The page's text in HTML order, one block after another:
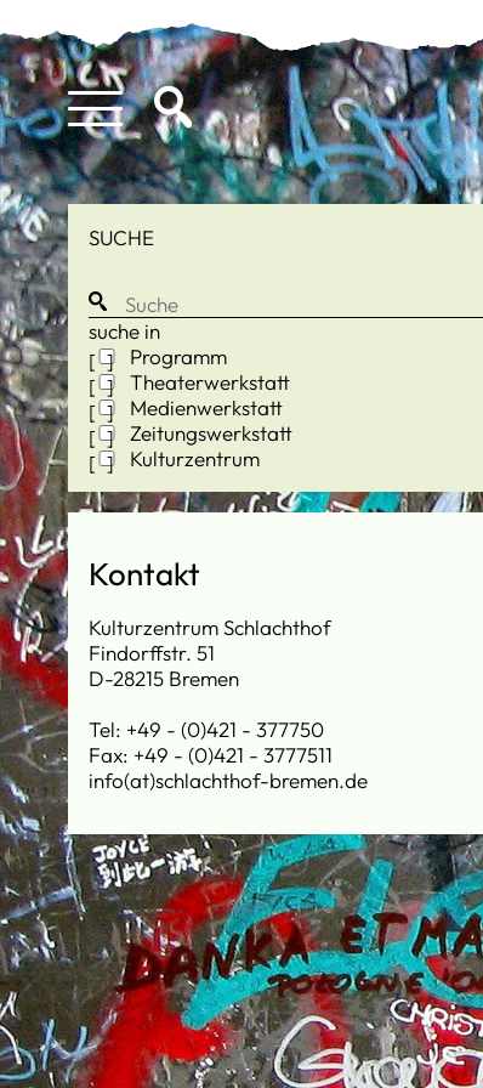
SUCHE
suche in
Programm
Theaterwerkstatt
Medienwerkstatt
Zeitungswerkstatt
Kulturzentrum
Kontakt
Kulturzentrum Schlachthof
Findorffstr. 51
D-28215 Bremen
Tel: +49 - (0)421 - 377750
Fax: +49 - (0)421 - 3777511
info(at)schlachthof-bremen.de